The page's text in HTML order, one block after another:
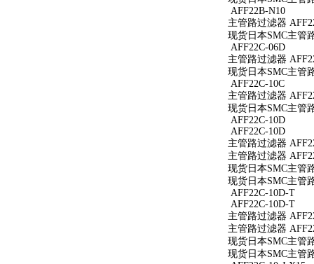
AFF22B-N10
主管路过滤器
现货日本SMC主管
AFF22C-06D
主管路过滤器
现货日本SMC主管
AFF22C-10C
主管路过滤器
现货日本SMC主管
AFF22C-10D
AFF22C-10D
主管路过滤器
主管路过滤器
现货日本SMC主管
现货日本SMC主管
AFF22C-10D-T
AFF22C-10D-T
主管路过滤器
主管路过滤器
现货日本SMC主管
现货日本SMC主管